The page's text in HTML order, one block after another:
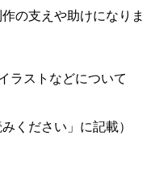
の支えや助けになりま
ラストなどについて
ください」に記載）